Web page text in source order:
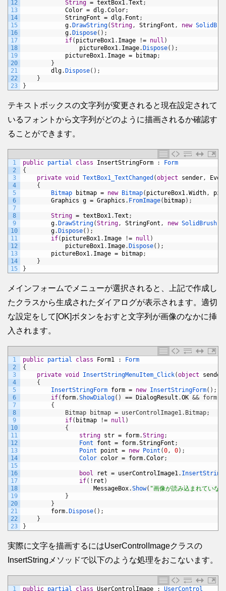
12
13
14
15
16
17
18
19
20
21
22
23
String = textBox1 .Text ;
Color = dlg.Color;
StringFont = dlg. Font ;
g.DrawString(String , StringFont , new
g.Dispose( ) ;
if( pictureBox1 . Image != null )
pictureBox1 . Image.Dispose( ) ;
pictureBox1 . Image = bitmap;
}
dlg.Dispose( ) ;
}
}
テキストボックスの文字列が変更されると現在設定されて
いるフォントから文字列がどのように描画されるか確認す
ることができます。
1
2
3
4
5
6
7
8
9
10
11
12
13
14
15
public partial class InsertStringForm :
Form
{
private void TextBox1_TextChanged (object sender ,
{
Bitmap
bitmap = new Bitmap( pictureBox1 .Width ,
Graphics g = Graphics . FromImage( bitmap) ;
String = textBox1 .Text ;
g.DrawString(String , StringFont , new SolidBrush
g.Dispose( ) ;
if( pictureBox1 . Image != null )
pictureBox1 . Image.Dispose( ) ;
pictureBox1 . Image = bitmap;
}
}
メインフォームでメニューが選択されると、上記で作成し
たクラスから生成されたダイアログが表示されます。適切
な設定をして[OK]ボタンをおすと文字列が画像のなかに挿
入されます。
1
2
3
4
5
6
7
8
9
10
11
12
13
14
15
16
17
18
19
20
21
22
23
public partial class Form1 :
Form
{
private void InsertStringMenuItem_Click(object sender
{
InsertStringForm form = new InsertStringForm( ) ;
if( form.ShowDialog( ) == DialogResult .OK &&
{
Bitmap bitmap = userControlImage1.Bitmap;
if( bitmap != null )
{
string str = form.String;
Font font = form.StringFont ;
Point point = new Point (0 , 0) ;
Color color = form.Color;
bool ret = userControlImage1 . InsertString
if( ! ret )
MessageBox.Show( "画像が読み込まれていな
}
}
form.Dispose( ) ;
}
}
実際に文字を描画するにはUserControlImageクラスの
InsertStringメソッドで以下のような処理をおこないます。
1 public partial class UserControlImage : UserControl